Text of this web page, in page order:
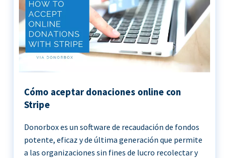
Cómo aceptar donaciones online con
Stripe
Donorbox es un software de recaudación de fondos
potente, eficaz y de última generación que permite
a las organizaciones sin fines de lucro recolectar y